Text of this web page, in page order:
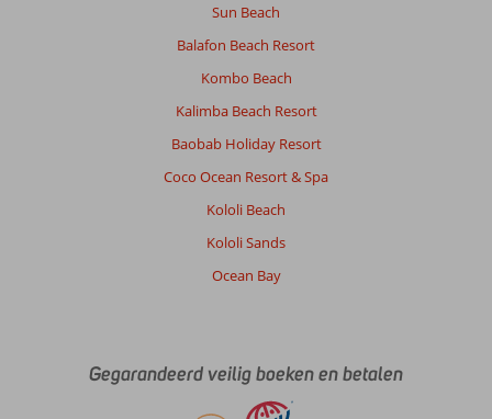
Sun Beach
Balafon Beach Resort
Kombo Beach
Kalimba Beach Resort
Baobab Holiday Resort
Coco Ocean Resort & Spa
Kololi Beach
Kololi Sands
Ocean Bay
Gegarandeerd veilig boeken en betalen